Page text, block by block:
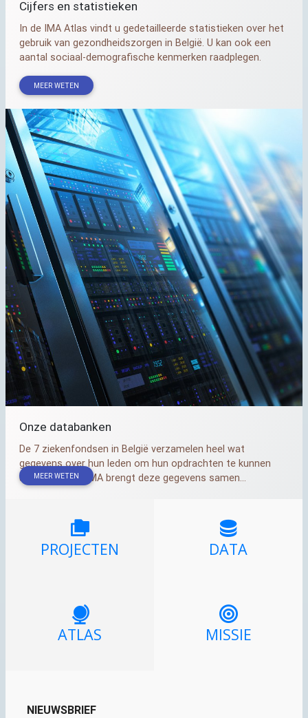
Cijfers en statistieken
In de IMA Atlas vindt u gedetailleerde statistieken over het
gebruik van gezondheidszorgen in België. U kan ook een
aantal sociaal-demografische kenmerken raadplegen.
MEER WETEN
Onze databanken
De 7 ziekenfondsen in België verzamelen heel wat
gegevens over hun leden om hun opdrachten te kunnen
uitvoeren. Het IMA brengt deze gegevens samen...
MEER WETEN
PROJECTEN DATA
ATLAS MISSIE
NIEUWSBRIEF